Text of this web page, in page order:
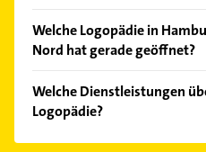
Kundenmeinungen und
Empfehlungen. Die
Welche Logopädie in
Nord hat gerade geöffnet?
Bitte beachten Sie, dass
Feiertagen abweichen
Welche Dienstleistungen
Logopädie?
Folgende Leistungen